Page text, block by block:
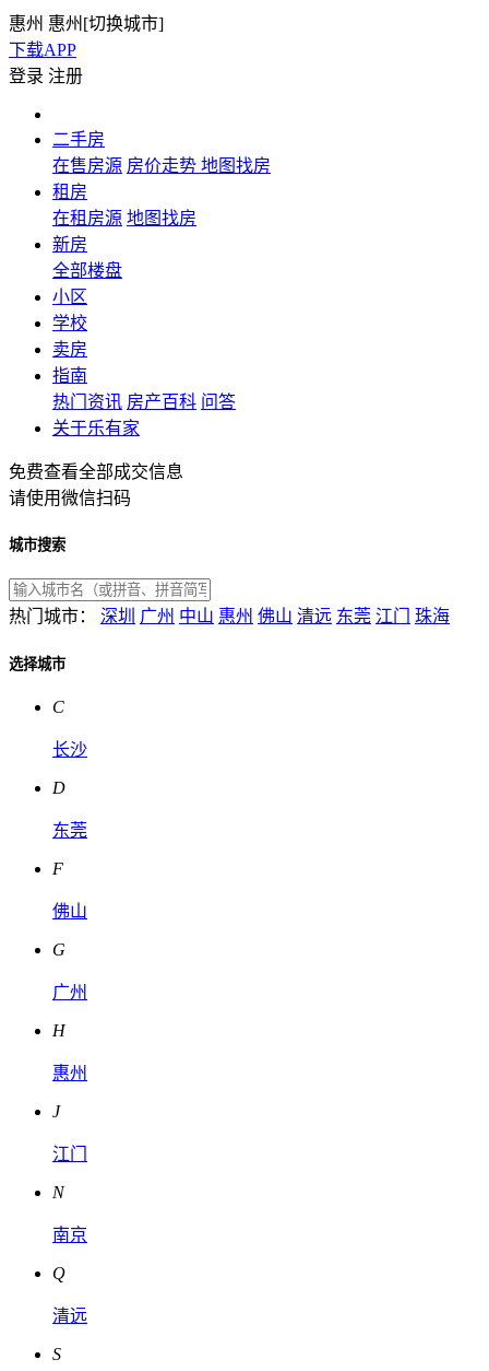
惠州 惠州[切换城市]
下载APP
登录 注册
二手房
在售房源 房价走势 地图找房
租房
在租房源 地图找房
新房
全部楼盘
小区
学校
卖房
指南
热门资讯 房产百科 问答
关于乐有家
免费查看全部成交信息
请使用微信扫码
城市搜索
热门城市： 深圳 广州 中山 惠州 佛山 清远 东莞 江门 珠海
选择城市
C
长沙
D
东莞
F
佛山
G
广州
H
惠州
J
江门
N
南京
Q
清远
S